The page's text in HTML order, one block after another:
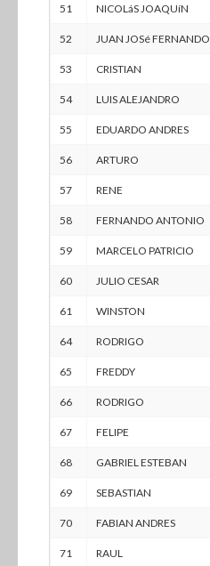
51 NICOLáS JOAQUíN
52 JUAN JOSé FERNANDO
53 CRISTIAN
54 LUIS ALEJANDRO
55 EDUARDO ANDRES
56 ARTURO
57 RENE
58 FERNANDO ANTONIO
59 MARCELO PATRICIO
60 JULIO CESAR
61 WINSTON
64 RODRIGO
65 FREDDY
66 RODRIGO
67 FELIPE
68 GABRIEL ESTEBAN
69 SEBASTIAN
70 FABIAN ANDRES
71 RAUL